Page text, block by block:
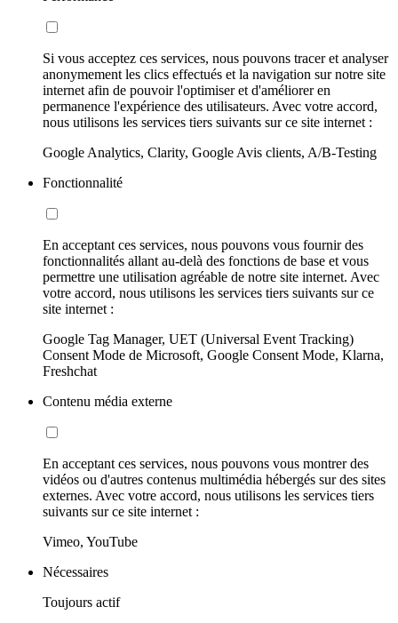
Si vous acceptez ces services, nous pouvons tracer et analyser
anonymement les clics effectués et la navigation sur notre site
internet afin de pouvoir l'optimiser et d'améliorer en
permanence l'expérience des utilisateurs. Avec votre accord,
nous utilisons les services tiers suivants sur ce site internet :
Google Analytics, Clarity, Google Avis clients, A/B-Testing
Fonctionnalité
En acceptant ces services, nous pouvons vous fournir des
fonctionnalités allant au-delà des fonctions de base et vous
permettre une utilisation agréable de notre site internet. Avec
votre accord, nous utilisons les services tiers suivants sur ce
site internet :
Google Tag Manager, UET (Universal Event Tracking)
Consent Mode de Microsoft, Google Consent Mode, Klarna,
Freshchat
Contenu média externe
En acceptant ces services, nous pouvons vous montrer des
vidéos ou d'autres contenus multimédia hébergés sur des sites
externes. Avec votre accord, nous utilisons les services tiers
suivants sur ce site internet :
Vimeo, YouTube
Nécessaires
Toujours actif